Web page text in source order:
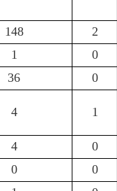
148 2
1 0
36 0
4 1
4 0
0 0